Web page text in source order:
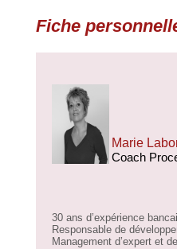
Fiche
Marie
Coach
30 ans d’expérience
Responsable de
Management d’expert et